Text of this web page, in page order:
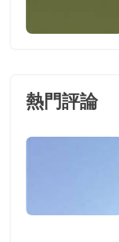
熱門評論